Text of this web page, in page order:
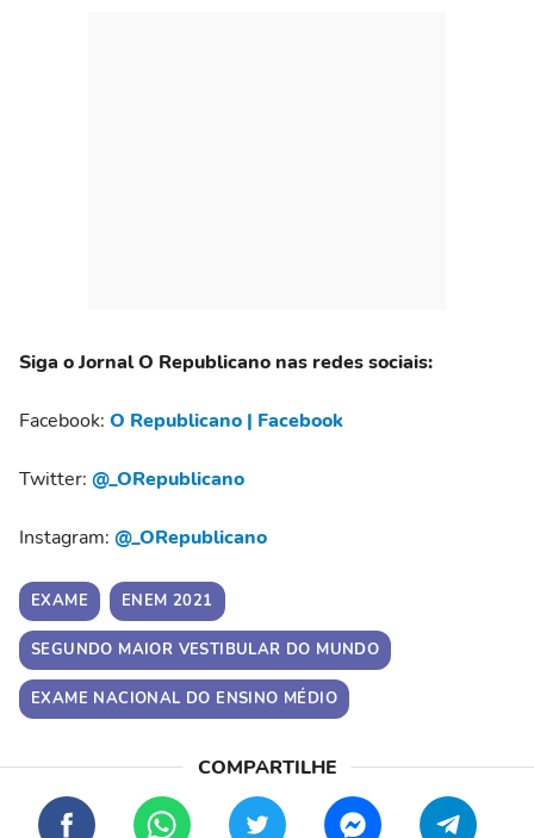
Siga o Jornal O Republicano nas redes sociais:
Facebook: O Republicano | Facebook
Twitter: @_ORepublicano
Instagram: @_ORepublicano
EXAME ENEM 2021
SEGUNDO MAIOR VESTIBULAR DO MUNDO
EXAME NACIONAL DO ENSINO MÉDIO